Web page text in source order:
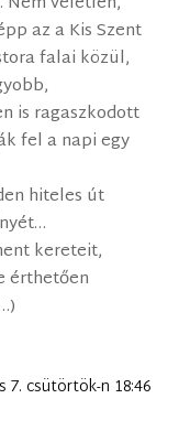
az a Kis Szent
falai közül,
is ragaszkodott
fel a napi egy
hiteles út
kereteit,
érthetően
7. csütörtök-n 18:46